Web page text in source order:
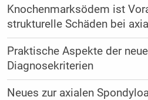
Knochenmarksödem ist
strukturelle Schäden bei
Praktische Aspekte der
Diagnosekriterien
Neues zur axialen